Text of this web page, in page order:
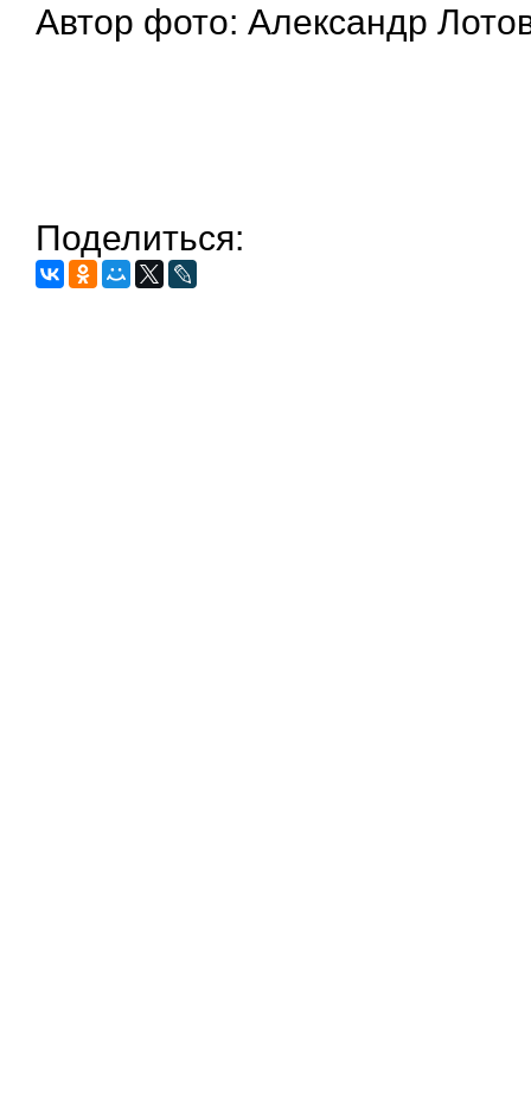
Автор фото: Александр
Поделиться: